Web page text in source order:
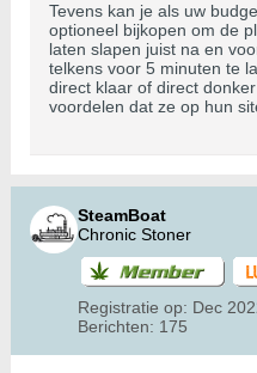
Tevens kan je als uw
optioneel bijkopen om de
laten slapen juist na en
telkens voor 5 minuten te
direct klaar of direct
voordelen dat ze op hun
SteamBoat
Chronic Stoner
Registratie op: Dec
Berichten: 175